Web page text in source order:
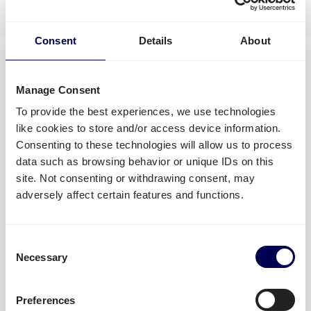
Consent Details About
Manage Consent
To provide the best experiences, we use technologies
like cookies to store and/or access device information.
Consenting to these technologies will allow us to process
data such as browsing behavior or unique IDs on this
site. Not consenting or withdrawing consent, may
adversely affect certain features and functions.
Selection
Necessary
Preferences
Misschien ook interessant
Import en export VK – Quicargo
LEES MEER »
10 januari 2023